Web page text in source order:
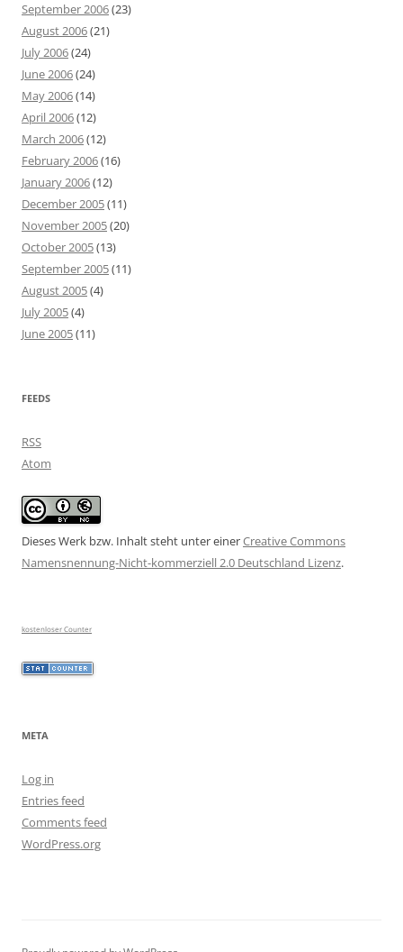
September 2006(23)
August 2006(21)
July 2006(24)
June 2006(24)
May 2006(14)
April 2006(12)
March 2006(12)
February 2006(16)
January 2006(12)
December 2005(11)
November 2005(20)
October 2005(13)
September 2005(11)
August 2005(4)
July 2005(4)
June 2005(11)
FEEDS
RSS
Atom
Dieses Werk bzw. Inhalt steht unter einerCreative Commons
Namensnennung-Nicht-kommerziell 2.0 Deutschland Lizenz.
kostenloser Counter
META
Log in
Entries feed
Comments feed
WordPress.org